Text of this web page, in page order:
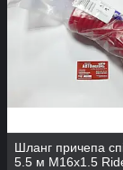
Шланг причепа
5.5 м М16x1.5